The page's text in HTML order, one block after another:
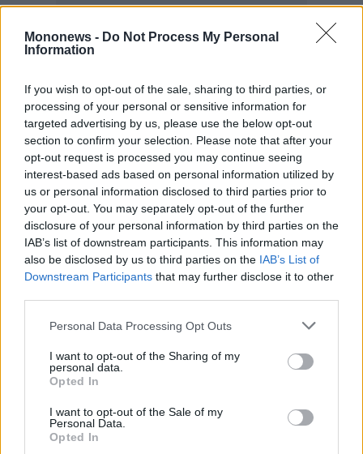
Mononews - Do Not Process My Personal
Information
If you wish to opt-out of the sale, sharing to third parties, or
processing of your personal or sensitive information for
targeted advertising by us, please use the below opt-out
section to confirm your selection. Please note that after your
opt-out request is processed you may continue seeing
interest-based ads based on personal information utilized by
us or personal information disclosed to third parties prior to
your opt-out. You may separately opt-out of the further
disclosure of your personal information by third parties on the
IAB’s list of downstream participants. This information may
also be disclosed by us to third parties on the IAB’s List of
Downstream Participants that may further disclose it to other
Personal Data Processing Opt Outs
I want to opt-out of the Sharing of my
personal data.
Opted In
I want to opt-out of the Sale of my
Personal Data.
Opted In
Κάθε χρόνο, το ΝΑΤ, ως σύμβουλος της
εκάστοτε κυβέρνησης θα συγκεντρώνει και θα
μεθοδολογίες τους βασικούς άξονες της
ναυτικής αγοράς εργασίας, καταθέτοντας